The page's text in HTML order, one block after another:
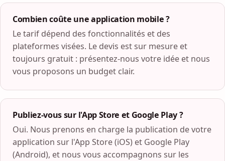
Combien coûte une application mobile ?
Le tarif dépend des fonctionnalités et des
plateformes visées. Le devis est sur mesure et
toujours gratuit : présentez-nous votre idée et nous
vous proposons un budget clair.
Publiez-vous sur l'App Store et Google Play ?
Oui. Nous prenons en charge la publication de votre
application sur l'App Store (iOS) et Google Play
(Android), et nous vous accompagnons sur les